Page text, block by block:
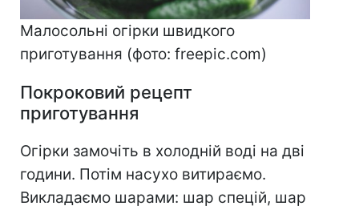
Малосольні огірки швидкого
приготування (фото: freepic.com)
Покроковий рецепт
приготування
Огірки замочіть в холодній воді на дві
години. Потім насухо витираємо.
Викладаємо шарами: шар спецій, шар